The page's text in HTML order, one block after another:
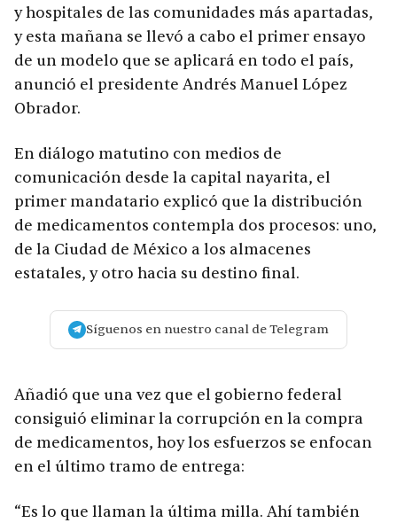
y hospitales de las comunidades más apartadas,
y esta mañana se llevó a cabo el primer ensayo
de un modelo que se aplicará en todo el país,
anunció el presidente Andrés Manuel López
Obrador.
En diálogo matutino con medios de
comunicación desde la capital nayarita, el
primer mandatario explicó que la distribución
de medicamentos contempla dos procesos: uno,
de la Ciudad de México a los almacenes
estatales, y otro hacia su destino final.
Síguenos en nuestro canal de Telegram
Añadió que una vez que el gobierno federal
consiguió eliminar la corrupción en la compra
de medicamentos, hoy los esfuerzos se enfocan
en el último tramo de entrega:
“Es lo que llaman la última milla. Ahí también